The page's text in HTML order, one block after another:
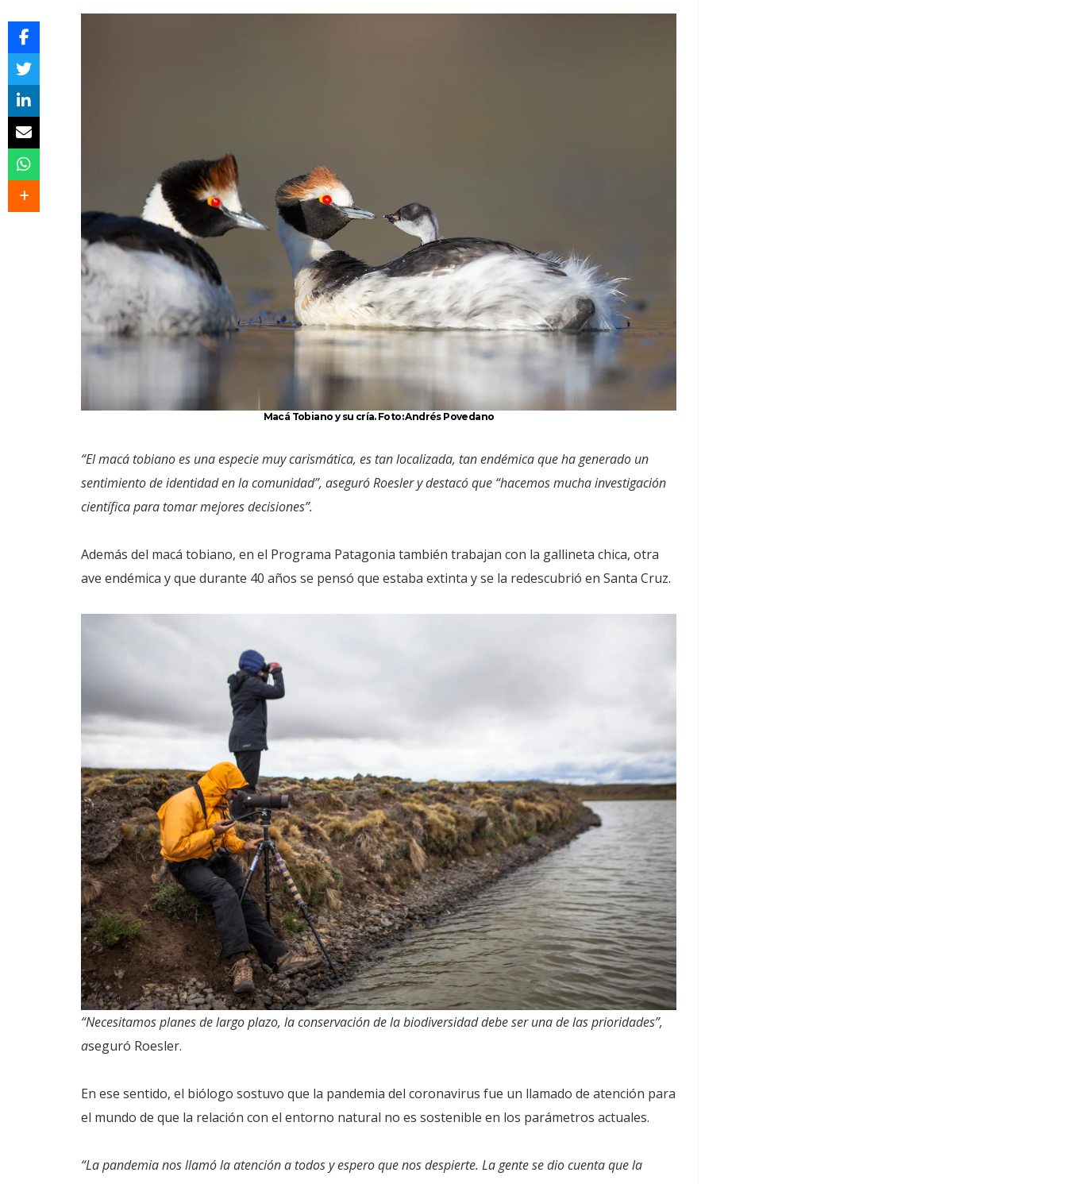
Macá Tobiano y su cría. Foto: Andrés Povedano
“El macá tobiano es una especie muy carismática, es tan localizada, tan endémica que ha generado un
sentimiento de identidad en la comunidad”, aseguró Roesler y destacó que “hacemos mucha investigación
científica para tomar mejores decisiones”.
Además del macá tobiano, en el Programa Patagonia también trabajan con la gallineta chica, otra
ave endémica y que durante 40 años se pensó que estaba extinta y se la redescubrió en Santa Cruz.
“Necesitamos planes de largo plazo, la conservación de la biodiversidad debe ser una de las prioridades”,
aseguró Roesler.
En ese sentido, el biólogo sostuvo que la pandemia del coronavirus fue un llamado de atención para
el mundo de que la relación con el entorno natural no es sostenible en los parámetros actuales.
“La pandemia nos llamó la atención a todos y espero que nos despierte. La gente se dio cuenta que la